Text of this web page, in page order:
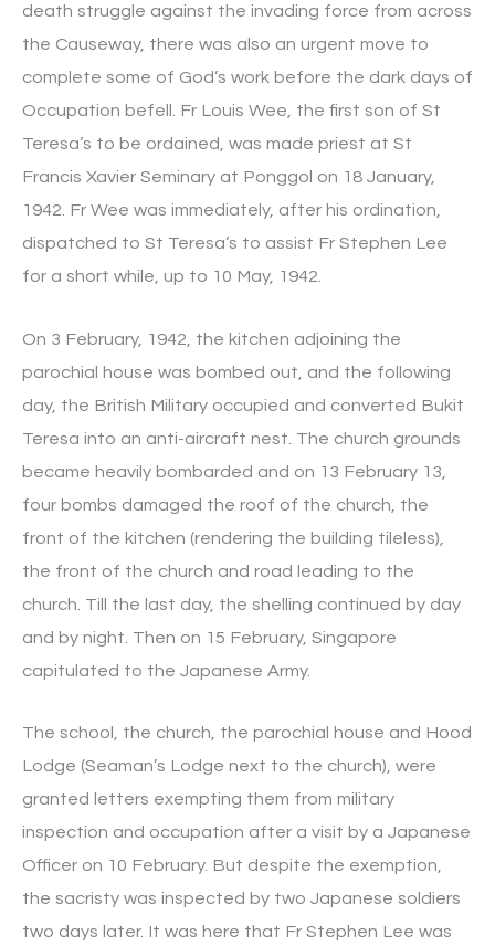
death struggle against the invading force from across
the Causeway, there was also an urgent move to
complete some of God’s work before the dark days of
Occupation befell. Fr Louis Wee, the first son of St
Teresa’s to be ordained, was made priest at St
Francis Xavier Seminary at Ponggol on 18 January,
1942. Fr Wee was immediately, after his ordination,
dispatched to St Teresa’s to assist Fr Stephen Lee
for a short while, up to 10 May, 1942.
On 3 February, 1942, the kitchen adjoining the
parochial house was bombed out, and the following
day, the British Military occupied and converted Bukit
Teresa into an anti-aircraft nest. The church grounds
became heavily bombarded and on 13 February 13,
four bombs damaged the roof of the church, the
front of the kitchen (rendering the building tileless),
the front of the church and road leading to the
church. Till the last day, the shelling continued by day
and by night. Then on 15 February, Singapore
capitulated to the Japanese Army.
The school, the church, the parochial house and Hood
Lodge (Seaman’s Lodge next to the church), were
granted letters exempting them from military
inspection and occupation after a visit by a Japanese
Officer on 10 February. But despite the exemption,
the sacristy was inspected by two Japanese soldiers
two days later. It was here that Fr Stephen Lee was